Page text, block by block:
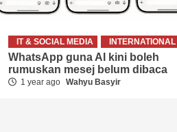
IT & SOCIAL MEDIA INTERNATIONAL
WhatsApp guna AI kini boleh
rumuskan mesej belum dibaca
1 year ago Wahyu Basyir